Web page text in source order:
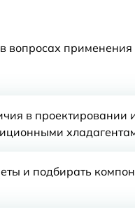
применения
в проектировании
и подбирать